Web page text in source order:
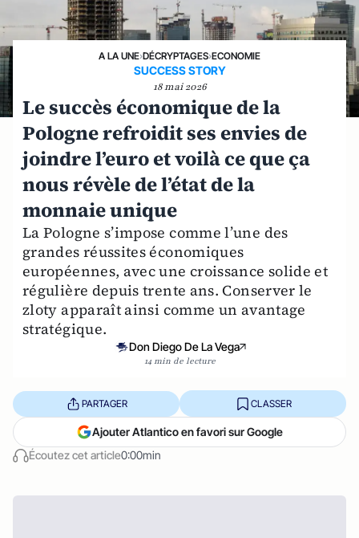
A LA UNE›DÉCRYPTAGES›ECONOMIE
SUCCESS STORY
18 mai 2026
Le succès économique de la
Pologne refroidit ses envies de
joindre l’euro et voilà ce que ça
nous révèle de l’état de la
monnaie unique
La Pologne s’impose comme l’une des
grandes réussites économiques
européennes, avec une croissance solide et
régulière depuis trente ans. Conserver le
zloty apparaît ainsi comme un avantage
stratégique.
Don Diego De La Vega
14 min de lecture
Écoutez cet article0:00min
PARTAGER CLASSER
Ajouter Atlantico en favori sur Google